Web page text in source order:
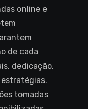
online e
de cada
dedicação,
tomadas